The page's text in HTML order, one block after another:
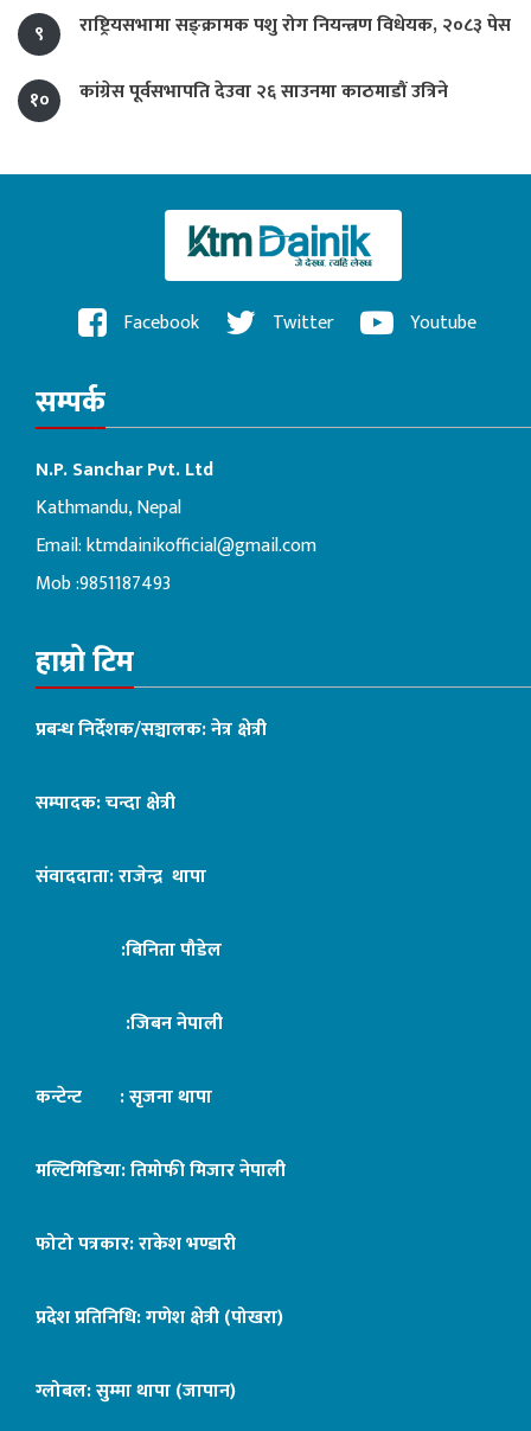
९ राष्ट्रियसभामा सङ्क्रामक पशु रोग नियन्त्रण विधेयक, २०८३ पेस
१० कांग्रेस पूर्वसभापति देउवा २६ साउनमा काठमाडौं उत्रिने
Facebook Twitter Youtube
सम्पर्क
N.P. Sanchar Pvt. Ltd
Kathmandu, Nepal
Email:ktmdainikofficial@gmail.com
Mob :9851187493
हाम्रो टिम
प्रबन्ध निर्देशक/सञ्चालक: नेत्र क्षेत्री
सम्पादक: चन्दा क्षेत्री
संवाददाता: राजेन्द्र थापा
:बिनिता पौडेल
:जिबन नेपाली
कन्टेन्ट : सृजना थापा
मल्टिमिडिया: तिमोफी मिजार नेपाली
फोटो पत्रकार: राकेश भण्डारी
प्रदेश प्रतिनिधि: गणेश क्षेत्री (पोखरा)
ग्लोबल: सुम्मा थापा (जापान)